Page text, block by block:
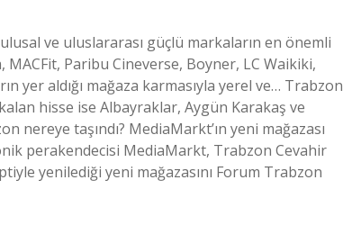
ve uluslararası güçlü markaların en önemli
Paribu Cineverse, Boyner, LC Waikiki,
yer aldığı mağaza karmasıyla yerel ve… Trabzon
hisse ise Albayraklar, Aygün Karakaş ve
taşındı? MediaMarkt’ın yeni mağazası
perakendecisi MediaMarkt, Trabzon Cevahir
yenilediği yeni mağazasını Forum Trabzon